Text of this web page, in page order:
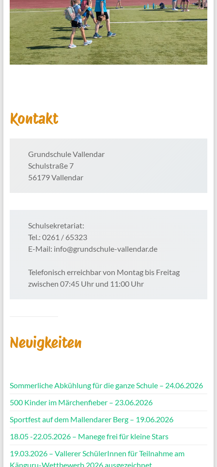
Kontakt
Grundschule Vallendar
Schulstraße 7
56179 Vallendar
Schulsekretariat:
Tel.: 0261 / 65323
E-Mail: info@grundschule-vallendar.de
Telefonisch erreichbar von Montag bis Freitag
zwischen 07:45 Uhr und 11:00 Uhr
Neuigkeiten
Sommerliche Abkühlung für die ganze Schule – 24.06.2026
500 Kinder im Märchenfieber – 23.06.2026
Sportfest auf dem Mallendarer Berg – 19.06.2026
18.05 -22.05.2026 – Manege frei für kleine Stars
19.03.2026 – Vallerer SchülerInnen für Teilnahme am
Känguru-Wettbewerb 2026 ausgezeichnet